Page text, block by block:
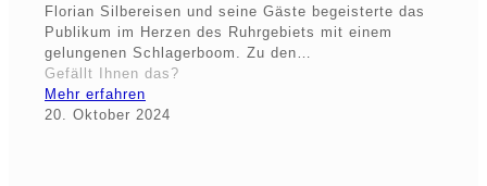
Florian Silbereisen und seine Gäste begeisterte das
Publikum im Herzen des Ruhrgebiets mit einem
gelungenen Schlagerboom. Zu den…
Gefällt Ihnen das?
Mehr erfahren
20. Oktober 2024